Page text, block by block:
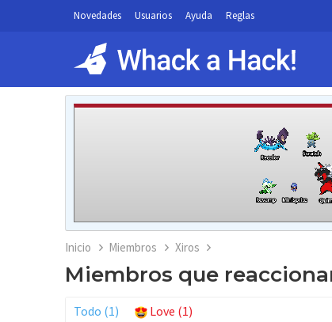
Novedades Usuarios Ayuda Reglas
Inicio Miembros Xiros
Miembros que
Todo (1) Love (1)